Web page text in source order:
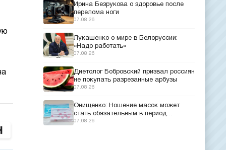
Ирина Безрукова о здоровье после
перелома ноги
07.08.26
Лукашенко о мире в Белоруссии:
«Надо работать»
07.08.26
Диетолог Бобровский призвал россиян
не покупать разрезанные арбузы
07.08.26
Онищенко: Ношение масок может
стать обязательным в период
эпидемий
07.08.26